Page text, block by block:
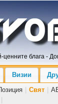
блага -
Визии
Свят